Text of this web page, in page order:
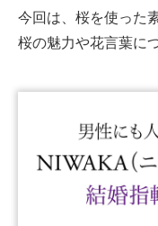
今回は、桜を使った
桜の魅力や花言葉に